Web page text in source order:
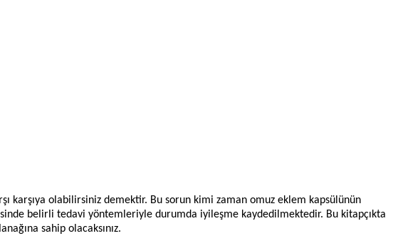
karşıya olabilirsiniz demektir. Bu sorun kimi zaman omuz eklem kapsülünün
belirli tedavi yöntemleriyle durumda iyileşme kaydedilmektedir. Bu kitapçıkta
sahip olacaksınız.